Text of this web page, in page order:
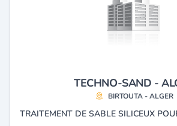
TECHNO-SAND -
BIRTOUTA - ALGER